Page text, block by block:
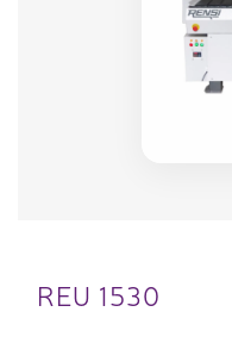
REU 1530